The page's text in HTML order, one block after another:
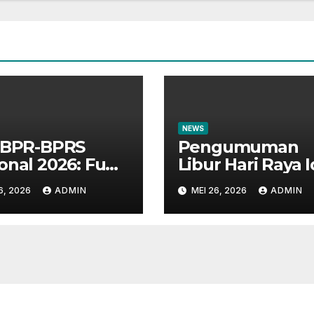
BPRS
2026: Fun
Bersama
dan
Perbankan
2026 ADMIN
NEWS
Pengumuman
Libur Hari Raya
Adha 1447 H
MEI 26, 2026 ADMIN